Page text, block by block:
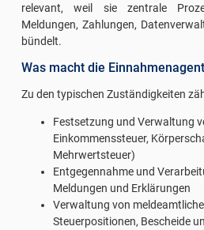
relevant, weil sie zentrale
Meldungen, Zahlungen,
bündelt.
Was macht die
Zu den typischen Zuständigkeiten
Festsetzung und Verwaltung
Einkommenssteuer,
Mehrwertsteuer)
Entgegennahme und
Meldungen und Erklärungen
Verwaltung von
Steuerpositionen, Bescheide